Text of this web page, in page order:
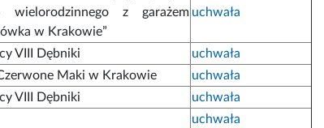
wielorodzinnego z garażem
w Krakowie”
uchwała
VIII Dębniki
uchwała
Maki w Krakowie
uchwała
VIII Dębniki
uchwała
uchwała